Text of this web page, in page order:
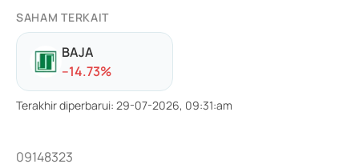
SAHAM TERKAIT
BAJA
--14.73%
Terakhir diperbarui: 29-07-2026, 09:31:am
09148323